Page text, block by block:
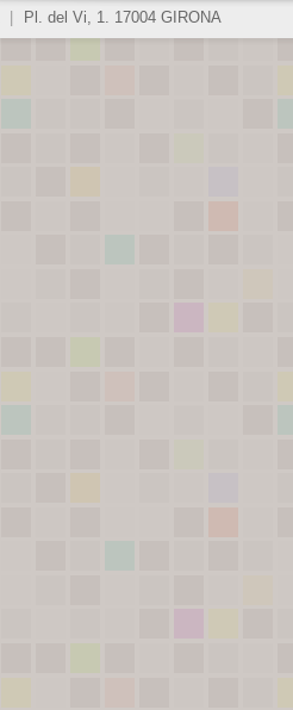
Pl. del Vi, 1. 17004 GIRONA